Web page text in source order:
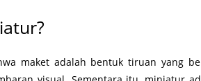
maket adalah bentuk tiruan yang